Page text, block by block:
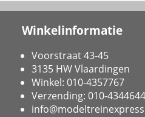
Winkelinformatie
Voorstraat 43-45
3135 HW Vlaardingen
Winkel: 010-4357767
Verzending: 010-4344644